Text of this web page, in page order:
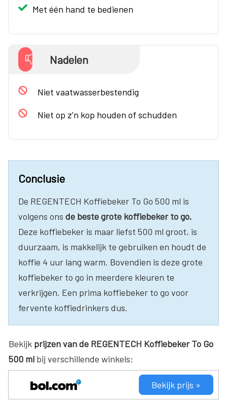
Met één hand te bedienen
Nadelen
Niet vaatwasserbestendig
Niet op z’n kop houden of schudden
Conclusie
De REGENTECH Koffiebeker To Go 500 ml is
volgens ons de beste grote koffiebeker to go.
Deze koffiebeker is maar liefst 500 ml groot, is
duurzaam, is makkelijk te gebruiken en houdt de
koffie 4 uur lang warm. Bovendien is deze grote
koffiebeker to go in meerdere kleuren te
verkrijgen. Een prima koffiebeker to go voor
fervente koffiedrinkers dus.
Bekijk prijzen van de REGENTECH Koffiebeker To Go
500 ml bij verschillende winkels:
Bekijk prijs »